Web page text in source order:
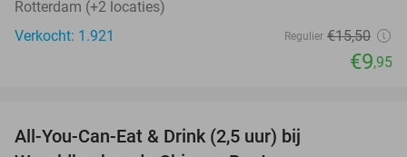
Rotterdam (+2 locaties)
Verkocht: 1.921
Regulier €15,50
€9,95
All-You-Can-Eat & Drink (2,5 uur) bij